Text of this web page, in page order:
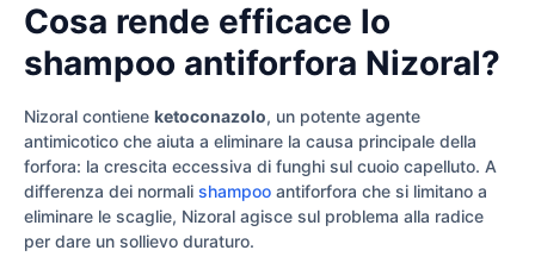
Cosa rende efficace lo
shampoo antiforfora Nizoral?
Nizoral contiene ketoconazolo, un potente agente
antimicotico che aiuta a eliminare la causa principale della
forfora: la crescita eccessiva di funghi sul cuoio capelluto. A
differenza dei normali shampoo antiforfora che si limitano a
eliminare le scaglie, Nizoral agisce sul problema alla radice
per dare un sollievo duraturo.